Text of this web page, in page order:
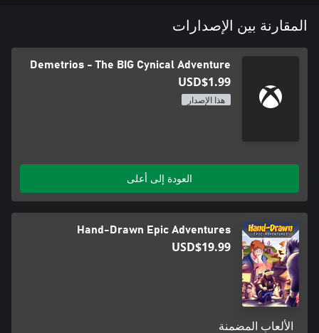
المقارنة بين الإصدارات
Demetrios - The BIG Cynical Adventure
USD$1.99
هذا الإصدار
العودة إلى أعلى
Hand-Drawn Epic Adventures
USD$19.99
الألعاب المضمنة